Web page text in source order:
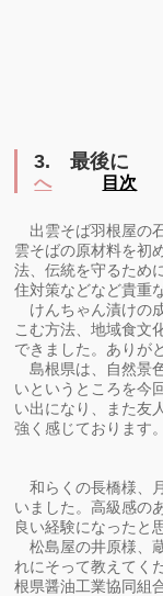
3.
へ
目次
出雲そば羽根屋の
雲そばの原材料を初
法、伝統を守るため
住対策などなど貴重
けんちゃん漬けの
こむ方法、地域食文
できました。ありが
島根県は、自然景
いというところを今
い出になり、また友
強く感じております。
和らくの長橋様、
いました。高級感の
良い経験になったと
松島屋の井原様、
れにそって教えてく
根県醤油工業協同組